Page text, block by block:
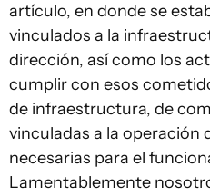
artículo, en donde se
vinculados a la
dirección, así como los
cumplir con esos
de infraestructura, de
vinculadas a la operación
necesarias para el
Lamentablemente